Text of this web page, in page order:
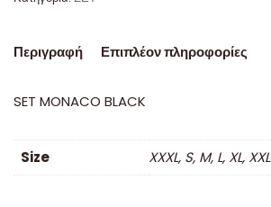
Περιγραφή Επιπλέον πληροφορίες
SET MONACO BLACK
Size XXXL, S, M, L, XL, XXL